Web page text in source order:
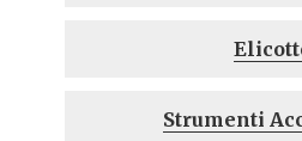
Strumenti